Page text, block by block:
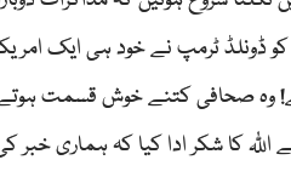
ڈونلڈ ٹرمپ نے خود ہی ایک
وہ صحافی کتنے خوش قسمت
اللّٰہ کا شکر ادا کیا کہ ہماری